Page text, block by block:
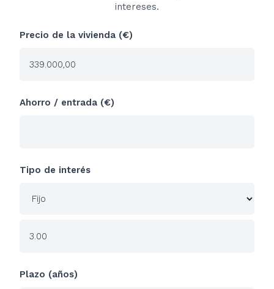
intereses.
Precio de la vivienda (€)
Ahorro / entrada (€)
Tipo de interés
Plazo (años)